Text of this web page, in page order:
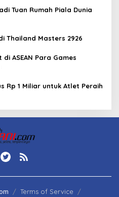
Tuan Rumah Piala Dunia
Thailand Masters 2926
ASEAN Para Games
Rp 1 Miliar untuk Atlet Peraih
Terms of Service